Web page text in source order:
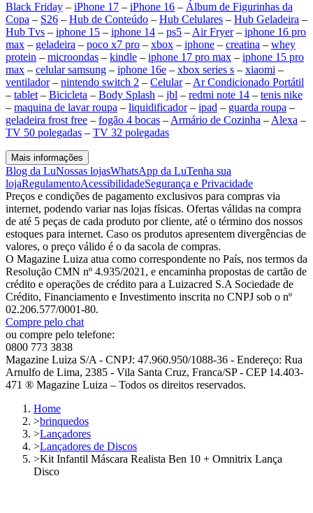
Black Friday – iPhone 17 – iPhone 16 – Álbum de Figurinhas da
Copa – S26 – Hub de Conteúdo – Hub Celulares – Hub Geladeira –
Hub Tvs – iphone 15 – iphone 14 – ps5 – Air Fryer– iphone 16 pro
max – geladeira – poco x7 pro – xbox – iphone – creatina – whey
protein – microondas – kindle – iphone 17 pro max – iphone 15 pro
max – celular samsung – iphone 16e – xbox series s – xiaomi –
ventilador– nintendo switch 2 – Celular– Ar Condicionado Portátil
– tablet – Bicicleta – Body Splash – jbl – redmi note 14 – tenis nike
– maquina de lavar roupa – liquidificador– ipad – guarda roupa –
geladeira frost free – fogão 4 bocas – Armário de Cozinha – Alexa –
TV 50 polegadas – TV 32 polegadas
Mais informações
Blog da LuNossas lojasWhatsApp da LuTenha sua
lojaRegulamentoAcessibilidadeSegurança e Privacidade
Preços e condições de pagamento exclusivos para compras via
internet, podendo variar nas lojas físicas. Ofertas válidas na compra
de até 5 peças de cada produto por cliente, até o término dos nossos
estoques para internet. Caso os produtos apresentem divergências de
valores, o preço válido é o da sacola de compras.
O Magazine Luiza atua como correspondente no País, nos termos da
Resolução CMN nº 4.935/2021, e encaminha propostas de cartão de
crédito e operações de crédito para a Luizacred S.A Sociedade de
Crédito, Financiamento e Investimento inscrita no CNPJ sob o nº
02.206.577/0001-80.
Compre pelo chat
ou compre pelo telefone:
0800 773 3838
Magazine Luiza S/A - CNPJ: 47.960.950/1088-36 - Endereço: Rua
Arnulfo de Lima, 2385 - Vila Santa Cruz, Franca/SP - CEP 14.403-
471 ® Magazine Luiza – Todos os direitos reservados.
Home
>brinquedos
>Lançadores
>Lançadores de Discos
>Kit Infantil Máscara Realista Ben 10 + Omnitrix Lança
Disco